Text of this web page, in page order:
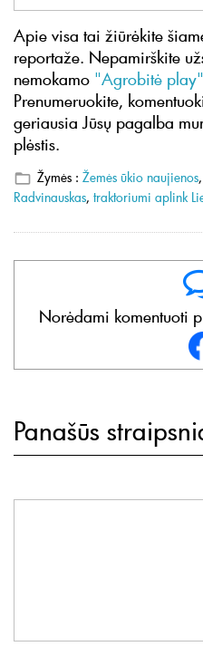
Apie visa tai žiūrėkite
reportaže. Nepamirškite
nemokamo "Agrobitė play"
Prenumeruokite,
geriausia Jūsų pagalba
plėstis.
Žymės : Žemės ūkio naujienos,
Radvinauskas, traktoriumi aplink
Norėdami komentuoti
Panašūs